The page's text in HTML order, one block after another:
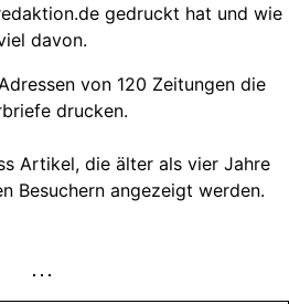
gedruckt hat und wie
davon.
von 120 Zeitungen die
drucken.
Artikel, die älter als vier Jahre
Besuchern angezeigt werden.